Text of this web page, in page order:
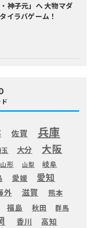
神子元」へ大物マダ
イラバゲーム！
佐賀 兵庫
大分 大阪
山形 山梨
岐阜
愛媛 愛知
外 滋賀
熊本
福島 秋田 群馬
香川 高知